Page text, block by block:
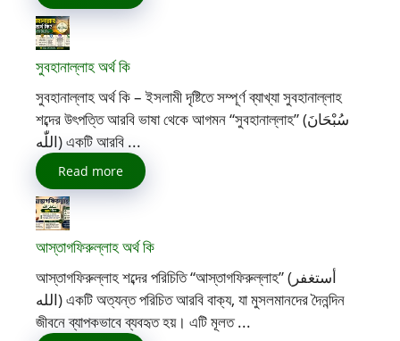
সুবহানাল্লাহ অর্থ কি
সুবহানাল্লাহ অর্থ কি – ইসলামী দৃষ্টিতে সম্পূর্ণ ব্যাখ্যা সুবহানাল্লাহ
শব্দের উৎপত্তি আরবি ভাষা থেকে আগমন “সুবহানাল্লাহ” (سُبْحَانَ
اللّٰه) একটি আরবি ...
Read more
আস্তাগফিরুল্লাহ অর্থ কি
আস্তাগফিরুল্লাহ শব্দের পরিচিতি “আস্তাগফিরুল্লাহ” (أستغفر
الله) একটি অত্যন্ত পরিচিত আরবি বাক্য, যা মুসলমানদের দৈনন্দিন
জীবনে ব্যাপকভাবে ব্যবহৃত হয়। এটি মূলত ...